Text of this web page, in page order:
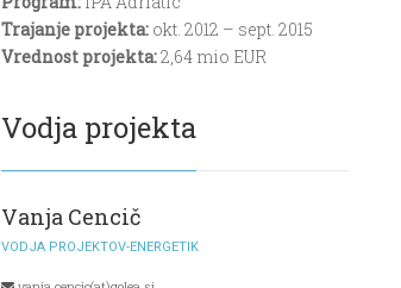
Trajanje projekta: okt. 2012 – sept. 2015
Vrednost projekta:2,64 mio EUR
Vodja projekta
Vanja Cencič
VODJA PROJEKTOV-ENERGETIK